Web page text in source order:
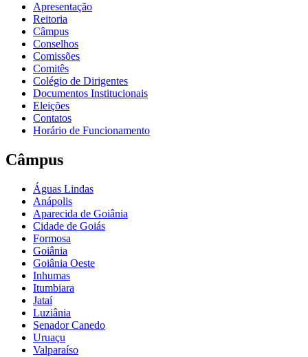
Apresentação
Reitoria
Câmpus
Conselhos
Comissões
Comitês
Colégio de Dirigentes
Documentos Institucionais
Eleições
Contatos
Horário de Funcionamento
Câmpus
Águas Lindas
Anápolis
Aparecida de Goiânia
Cidade de Goiás
Formosa
Goiânia
Goiânia Oeste
Inhumas
Itumbiara
Jataí
Luziânia
Senador Canedo
Uruaçu
Valparaíso